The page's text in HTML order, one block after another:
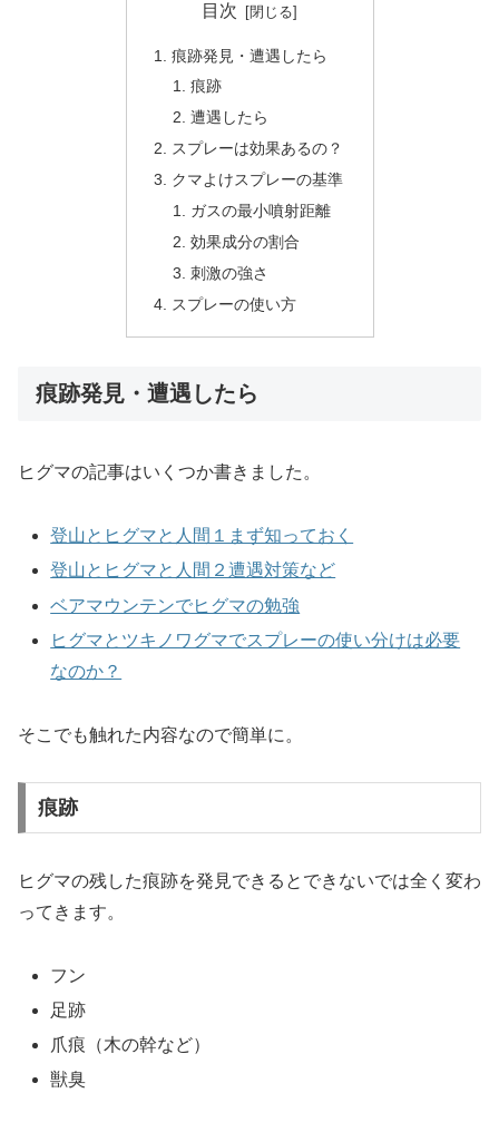
目次
痕跡発見・遭遇したら
痕跡
遭遇したら
スプレーは効果あるの？
クマよけスプレーの基準
ガスの最小噴射距離
効果成分の割合
刺激の強さ
スプレーの使い方
痕跡発見・遭遇したら
ヒグマの記事はいくつか書きました。
登山とヒグマと人間１まず知っておく
登山とヒグマと人間２遭遇対策など
ベアマウンテンでヒグマの勉強
ヒグマとツキノワグマでスプレーの使い分けは必要
なのか？
そこでも触れた内容なので簡単に。
痕跡
ヒグマの残した痕跡を発見できるとできないでは全く変わ
ってきます。
フン
足跡
爪痕（木の幹など）
獣臭